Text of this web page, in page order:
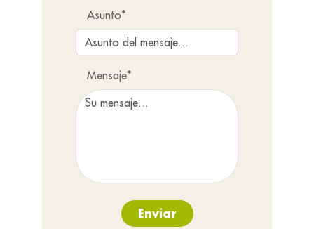
Asunto*
Mensaje*
Enviar